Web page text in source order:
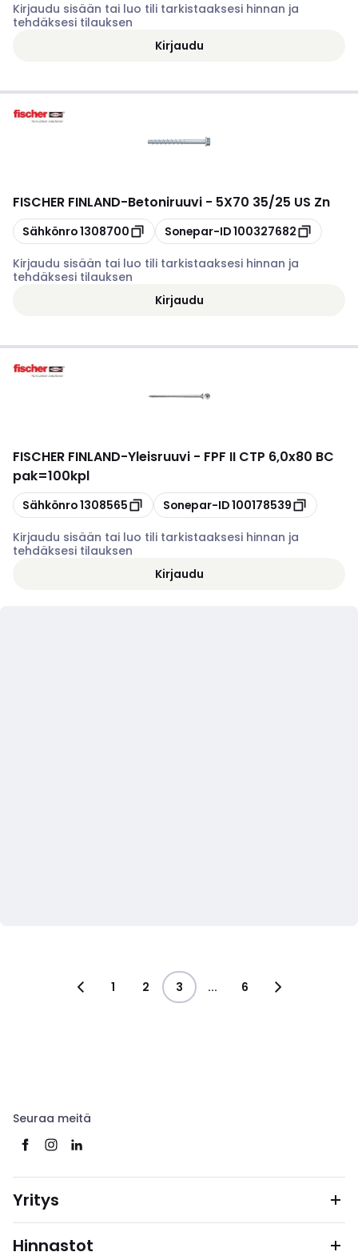
Kirjaudu sisään tai luo tili tarkistaaksesi hinnan ja
tehdäksesi tilauksen
Kirjaudu
FISCHER FINLAND-Betoniruuvi - 5X70 35/25 US Zn
Kopioi
Sähkönro1308700 Kopioi
Sonepar-ID100327682
Kirjaudu sisään tai luo tili tarkistaaksesi hinnan ja
tehdäksesi tilauksen
Kirjaudu
FISCHER FINLAND-Yleisruuvi - FPF II CTP 6,0x80 BC
pak=100kpl
Kopioi
Sähkönro1308565 Kopioi
Sonepar-ID100178539
Kirjaudu sisään tai luo tili tarkistaaksesi hinnan ja
tehdäksesi tilauksen
Kirjaudu
1 2 3 ... 6
Seuraa meitä
Yritys
Hinnastot